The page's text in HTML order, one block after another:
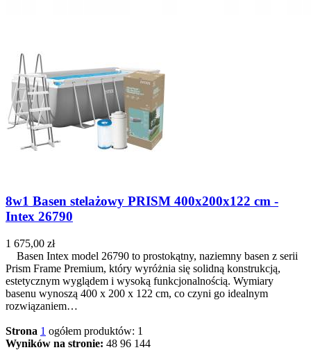
8w1 Basen stelażowy PRISM 400x200x122 cm -
Intex 26790
1 675,00 zł
Basen Intex model 26790 to prostokątny, naziemny basen z serii
Prism Frame Premium, który wyróżnia się solidną konstrukcją,
estetycznym wyglądem i wysoką funkcjonalnością. Wymiary
basenu wynoszą 400 x 200 x 122 cm, co czyni go idealnym
rozwiązaniem…
Strona 1 ogółem produktów: 1
Wyników na stronie: 48 96 144